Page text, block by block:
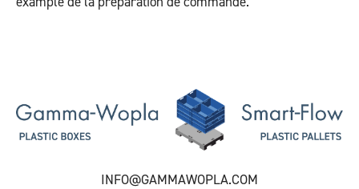
INFO@GAMMAWOPLA.COM